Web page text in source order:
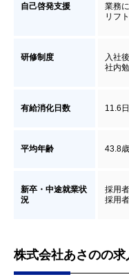
自己啓発支援
業務
リフ
研修制度
入社
社内
有給消化日数 11.6日
平均年齢 43.8歳
新卒・中途就業状
況
採用
採用
株式会社あさのの求